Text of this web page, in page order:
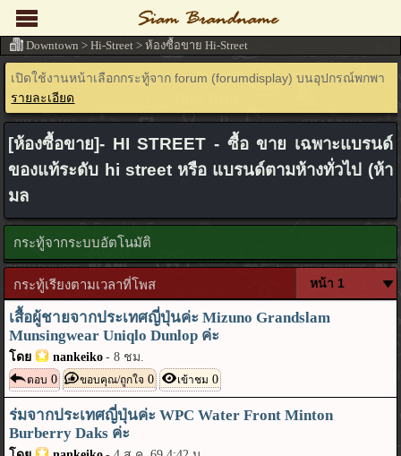
เปิดใช้งานหน้าเลือกกระทู้จาก forum (forumdisplay) บนอุปกรณ์พกพา
รายละเอียด
[ห้องซื้อขาย]- HI STREET - ซื้อ ขาย เฉพาะแบรนด์
ของแท้ระดับ hi street หรือ แบรนด์ตามห้างทั่วไป (ห้า
มล
กระทู้จากระบบอัตโนมัติ
กระทู้เรียงตามเวลาที่โพส
เสื้อผู้ชายจากประเทศญี่ปุ่นค่ะ Mizuno Grandslam
Munsingwear Uniqlo Dunlop ค่ะ
โดย nankeiko -8 ชม.
ตอบ 0 ขอบคุณ/ถูกใจ 0 เข้าชม 0
ร่มจากประเทศญี่ปุ่นค่ะ WPC Water Front Minton
Burberry Daks ค่ะ
Downtown > Hi-Street > ห้องซื้อขาย Hi-Street